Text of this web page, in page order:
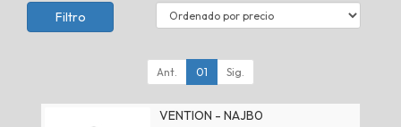
Filtro
Ant. 01 Sig.
VENTION - NAJB0